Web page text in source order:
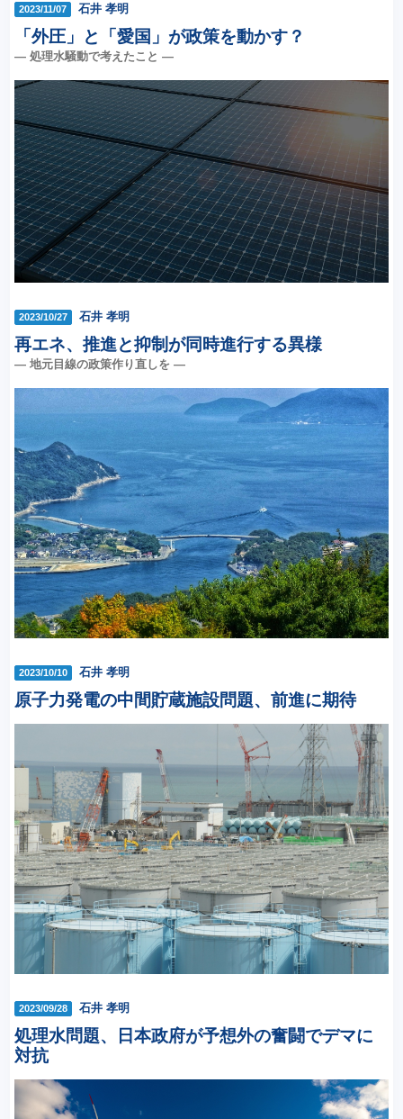
2023/11/07 石井 孝明
「外圧」と「愛国」が政策を動かす？
― 処理水騒動で考えたこと ―
2023/10/27 石井 孝明
再エネ、推進と抑制が同時進行する異様
― 地元目線の政策作り直しを ―
2023/10/10 石井 孝明
原子力発電の中間貯蔵施設問題、前進に期待
2023/09/28 石井 孝明
処理水問題、日本政府が予想外の奮闘でデマに
対抗